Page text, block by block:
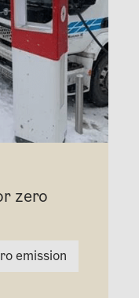
zero
emission